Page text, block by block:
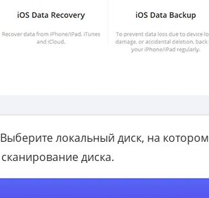
Выберите локальный диск, на
диска.